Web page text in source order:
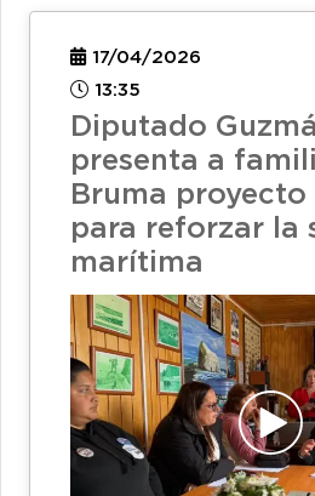
17/04/2026
13:35
Diputado
presenta a
Bruma proyecto
para reforzar la
marítima